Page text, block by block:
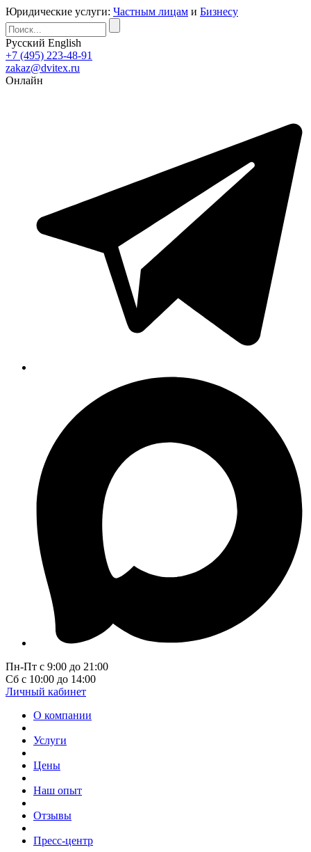
Юридические услуги: Частным лицам и Бизнесу
Русский English
+7 (495) 223-48-91
zakaz@dvitex.ru
Онлайн
Пн-Пт с 9:00 до 21:00
Сб с 10:00 до 14:00
Личный кабинет
О компании
Услуги
Цены
Наш опыт
Отзывы
Пресс-центр